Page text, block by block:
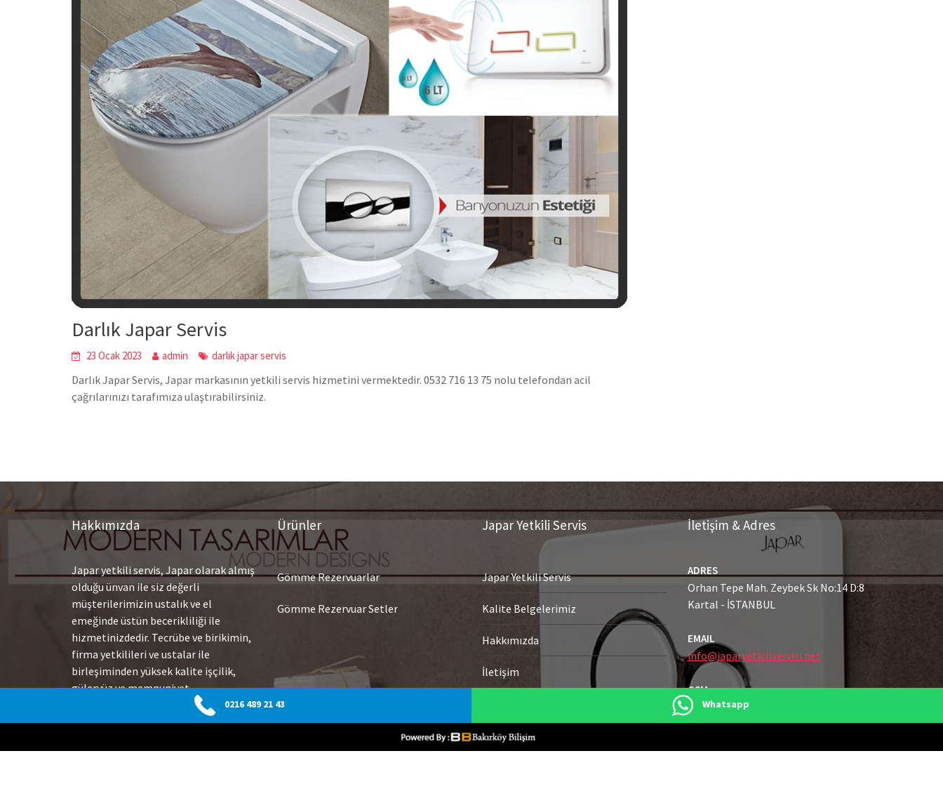
Darlık Japar Servis
23 Ocak 2023 admin darlık japar servis
Darlık Japar Servis, Japar markasının yetkili servis hizmetini vermektedir. 0532 716 13 75 nolu telefondan acil
çağrılarınızı tarafımıza ulaştırabilirsiniz.
Hakkımızda
Japar yetkili servis, Japar olarak almış
olduğu ünvan ile siz değerli
müşterilerimizin ustalık ve el
emeğinde üstün becerikliliği ile
hizmetinizdedir. Tecrübe ve birikimin,
firma yetkilileri ve ustalar ile
birleşiminden yüksek kalite işçilik,
güleryüz ve memnuniyet
getirmektedir. Yüksek teknoloji
ekipmanlarımız ile arızaları hızlı
sonuç alarak değişim veya tamiratlar
Ürünler
Gömme Rezervuarlar
Gömme Rezervuar Setler
Japar Yetkili Servis
Japar Yetkili Servis
Kalite Belgelerimiz
Hakkımızda
İletişim
İletişim & Adres
ADRES
Orhan Tepe Mah. Zeybek Sk No:14 D:8
Kartal - İSTANBUL
EMAIL
info@japaryetkiliservisi.net
GSM
0216 489 21 43
0216 489 21 43 Whatsapp